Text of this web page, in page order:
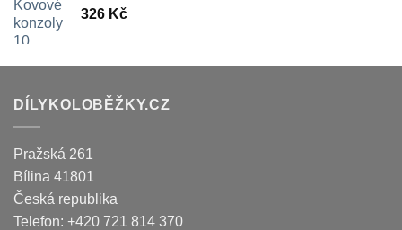
326 Kč
DÍLYKOLOBĚŽKY.CZ
Pražská 261
Bílina 41801
Česká republika
Telefon: +420 721 814 370